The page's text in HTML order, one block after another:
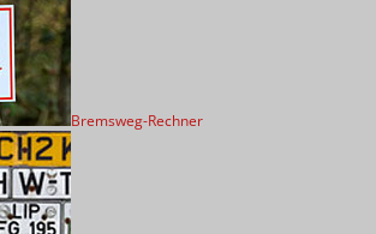
Bremsweg-Rechner